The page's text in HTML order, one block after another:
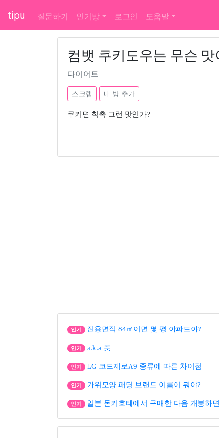
tipu 질문하기 인기방 로그인 도움말
컴뱃 쿠키도우는 무슨 맛
다이어트
스크랩 내 방 추가
쿠키면 칙촉 그런 맛인가?
인기 전용면적 84㎡이면 몇 평 아파트야?
인기 a.k.a 뜻
인기 LG 코드제로A9 종류에 따른 차이점
인기 가위모양 패딩 브랜드 이름이 뭐야?
인기 일본 돈키호테에서 구매한 다음 개봉하